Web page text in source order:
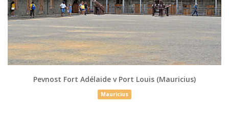
Pevnost Fort Adélaide v Port Louis (Mauricius)
Mauricius